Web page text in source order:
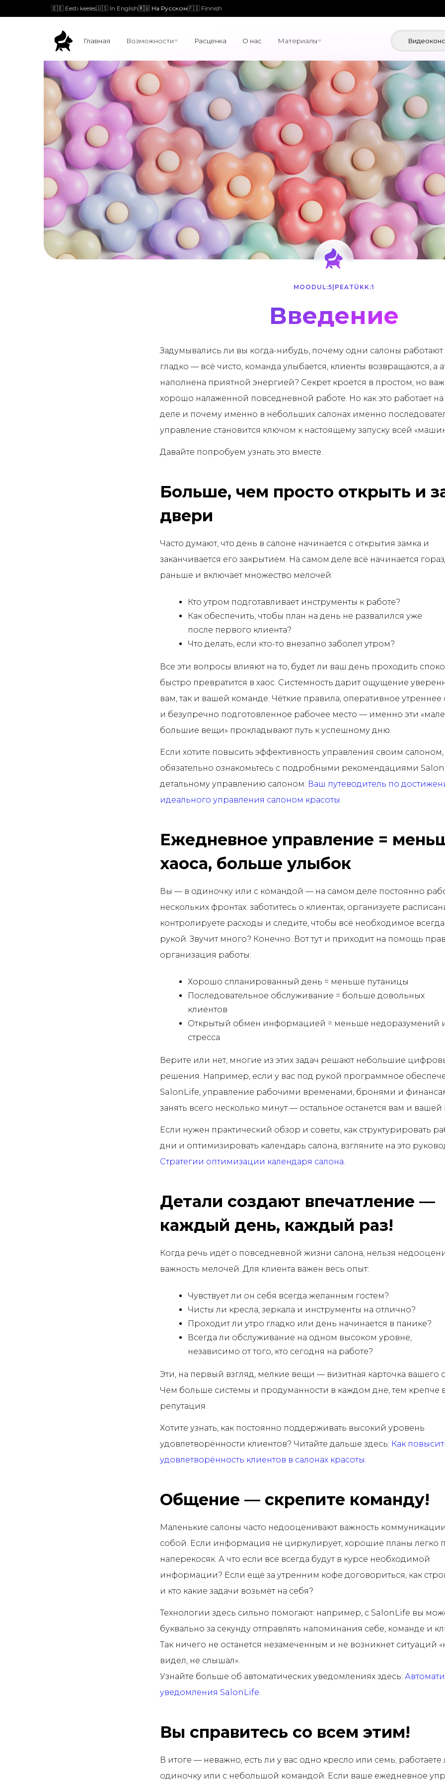
🇪🇪 Eesti keeles🇺🇸 In English🇷🇺 На Русском🇫🇮 Finnish
Главная Возможности Расценка О нас Материалы
MOODUL:5 PEATÜKK:1
Введение
Задумывались ли вы когда-нибудь, почему одни салоны работают
гладко — всё чисто, команда улыбается, клиенты возвращаются, а
наполнена приятной энергией? Секрет кроется в простом, но
хорошо налаженной повседневной работе. Но как это работает
деле и почему именно в небольших салонах именно
управление становится ключом к настоящему запуску всей
Давайте попробуем узнать это вместе.
Больше, чем просто открыть и
двери
Часто думают, что день в салоне начинается с открытия замка и
заканчивается его закрытием. На самом деле всё начинается
раньше и включает множество мелочей:
Кто утром подготавливает инструменты к работе?
Как обеспечить, чтобы план на день не развалился уже
после первого клиента?
Что делать, если кто-то внезапно заболел утром?
Все эти вопросы влияют на то, будет ли ваш день проходить
быстро превратится в хаос. Системность дарит ощущение
вам, так и вашей команде. Чёткие правила, оперативное
и безупречно подготовленное рабочее место — именно эти
большие вещи» прокладывают путь к успешному дню.
Если хотите повысить эффективность управления своим салоном,
обязательно ознакомьтесь с подробными рекомендациями
детальному управлению салоном: Ваш путеводитель по
идеального управления салоном красоты.
Ежедневное управление =
хаоса, больше улыбок
Вы — в одиночку или с командой — на самом деле постоянно
нескольких фронтах: заботитесь о клиентах, организуете
контролируете расходы и следите, чтобы всё необходимое
рукой. Звучит много? Конечно. Вот тут и приходит на помощь
организация работы:
Хорошо спланированный день = меньше путаницы
Последовательное обслуживание = больше довольных
клиентов
Открытый обмен информацией = меньше недоразумений
стресса
Верите или нет, многие из этих задач решают небольшие
решения. Например, если у вас под рукой программное
SalonLife, управление рабочими временами, бронями и
занять всего несколько минут — остальное останется вам и вашей
Если нужен практический обзор и советы, как структурировать
дни и оптимизировать календарь салона, взгляните на это
Стратегии оптимизации календаря салона.
Детали создают впечатление —
каждый день, каждый раз!
Когда речь идёт о повседневной жизни салона, нельзя
важность мелочей. Для клиента важен весь опыт:
Чувствует ли он себя всегда желанным гостем?
Чисты ли кресла, зеркала и инструменты на отлично?
Проходит ли утро гладко или день начинается в панике?
Всегда ли обслуживание на одном высоком уровне,
независимо от того, кто сегодня на работе?
Эти, на первый взгляд, мелкие вещи — визитная карточка вашего
Чем больше системы и продуманности в каждом дне, тем крепче
репутация.
Хотите узнать, как постоянно поддерживать высокий уровень
удовлетворённости клиентов? Читайте дальше здесь: Как
удовлетворённость клиентов в салонах красоты.
Общение — скрепите команду!
Маленькие салоны часто недооценивают важность
собой. Если информация не циркулирует, хорошие планы легко
наперекосяк. А что если все всегда будут в курсе необходимой
информации? Если ещё за утренним кофе договориться, как
и кто какие задачи возьмёт на себя?
Технологии здесь сильно помогают: например, с SalonLife вы
буквально за секунду отправлять напоминания себе, команде и
Так ничего не останется незамеченным и не возникнет ситуаций
видел, не слышал».
Узнайте больше об автоматических уведомлениях здесь:
уведомления SalonLife.
Вы справитесь со всем этим!
В итоге — неважно, есть ли у вас одно кресло или семь; работаете
одиночку или с небольшой командой. Если ваше ежедневное